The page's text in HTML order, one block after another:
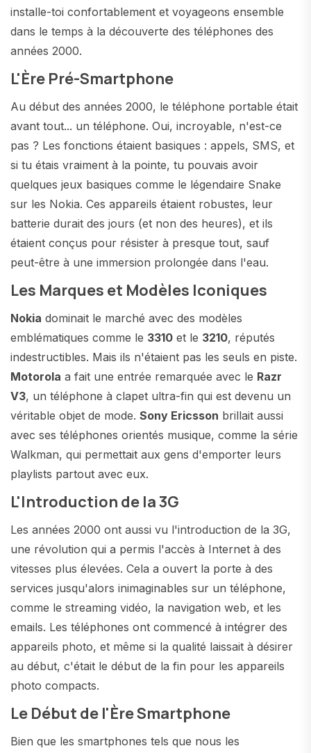
installe-toi confortablement et voyageons ensemble
dans le temps à la découverte des téléphones des
années 2000.
L'Ère Pré-Smartphone
Au début des années 2000, le téléphone portable était
avant tout... un téléphone. Oui, incroyable, n'est-ce
pas ? Les fonctions étaient basiques : appels, SMS, et
si tu étais vraiment à la pointe, tu pouvais avoir
quelques jeux basiques comme le légendaire Snake
sur les Nokia. Ces appareils étaient robustes, leur
batterie durait des jours (et non des heures), et ils
étaient conçus pour résister à presque tout, sauf
peut-être à une immersion prolongée dans l'eau.
Les Marques et Modèles Iconiques
Nokia dominait le marché avec des modèles
emblématiques comme le 3310 et le 3210, réputés
indestructibles. Mais ils n'étaient pas les seuls en piste.
Motorola a fait une entrée remarquée avec le Razr
V3, un téléphone à clapet ultra-fin qui est devenu un
véritable objet de mode. Sony Ericsson brillait aussi
avec ses téléphones orientés musique, comme la série
Walkman, qui permettait aux gens d'emporter leurs
playlists partout avec eux.
L'Introduction de la 3G
Les années 2000 ont aussi vu l'introduction de la 3G,
une révolution qui a permis l'accès à Internet à des
vitesses plus élevées. Cela a ouvert la porte à des
services jusqu'alors inimaginables sur un téléphone,
comme le streaming vidéo, la navigation web, et les
emails. Les téléphones ont commencé à intégrer des
appareils photo, et même si la qualité laissait à désirer
au début, c'était le début de la fin pour les appareils
photo compacts.
Le Début de l'Ère Smartphone
Bien que les smartphones tels que nous les